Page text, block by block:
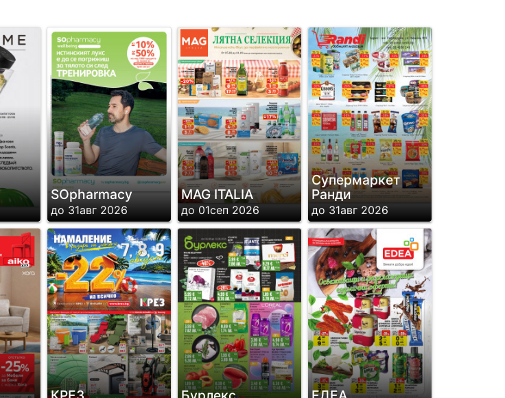
SОpharmacy
до 31авг 2026
MAG ITALIA
до 01сеп 2026
Супермаркет
Ранди
до 31авг 2026